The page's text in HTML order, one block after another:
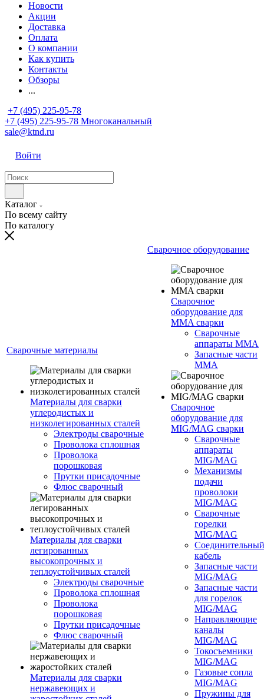
Новости
Акции
Доставка
Оплата
О компании
Как купить
Контакты
Обзоры
...
+7 (495) 225-95-78
+7 (495) 225-95-78 Многоканальный
sale@ktnd.ru
Войти
Каталог
По всему сайту
По каталогу
Сварочные материалы
Материалы для сварки
углеродистых и
низколегированных сталей
Электроды сварочные
Проволока сплошная
Проволока
порошковая
Прутки присадочные
Флюс сварочный
Материалы для сварки
легированных
высокопрочных и
теплоустойчивых сталей
Электроды сварочные
Проволока сплошная
Проволока
порошковая
Прутки присадочные
Флюс сварочный
Материалы для сварки
нержавеющих и
Сварочное оборудование
Сварочное
оборудование для
MMA сварки
Сварочные
аппараты MMA
Запасные части
MMA
Сварочное
оборудование для
MIG/MAG сварки
Сварочные
аппараты
MIG/MAG
Механизмы
подачи
проволоки
MIG/MAG
Сварочные
горелки
MIG/MAG
Соединительный
кабель
Запасные части
MIG/MAG
Запасные части
для горелок
MIG/MAG
Направляющие
каналы
MIG/MAG
Токосъемники
MIG/MAG
Газовые сопла
MIG/MAG
Пружины для